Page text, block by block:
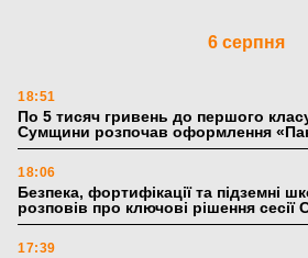
6 серпня
18:51
По 5 тисяч гривень до першого
Сумщини розпочав оформлення
18:06
Безпека, фортифікації та підземні
розповів про ключові рішення сесії
17:39